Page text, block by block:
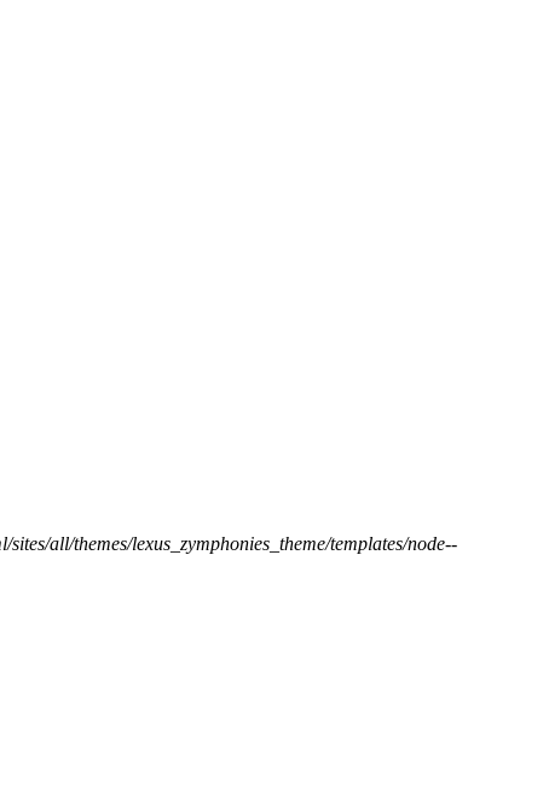
all/themes/lexus_zymphonies_theme/templates/node--